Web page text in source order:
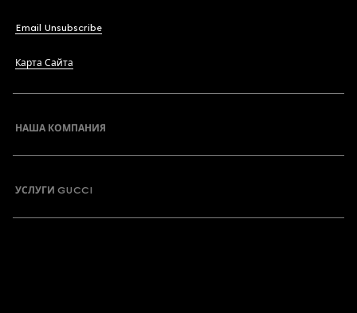
Email Unsubscribe
Карта Сайта
НАША КОМПАНИЯ
УСЛУГИ GUCCI